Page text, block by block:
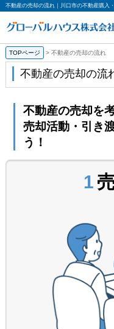
不動産の売却の流れ｜川口市の不動産購入
TOPページ > 不動産の売却の流れ